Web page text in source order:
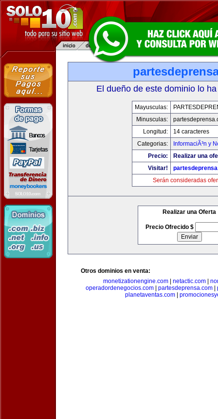
El dueño de este dominio lo
Mayusculas:
Minusculas:
Longitud:
14 caracteres
Categorias:
InformaciÃ³n y
Precio:
Realizar una
Visitar!
Serán consideradas
Realizar una Oferta
Precio Ofrecido $
Otros dominios en venta:
monetizationengine.com| netactic.com|
operadordenegocios.com
partesdeprensa.com
planetaventas.com